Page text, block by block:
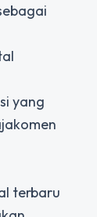
yang
terbaru